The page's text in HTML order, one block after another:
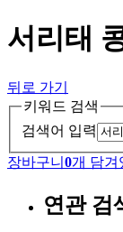
서리태
뒤로 가기
키워드 검색
검색어 입력
장바구니 0개 담겨
연관 검